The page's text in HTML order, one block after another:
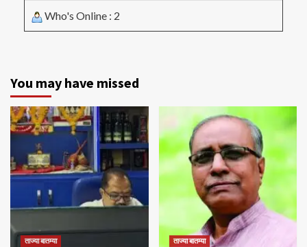
Who's Online : 2
You may have missed
ताज्या बातम्या ताज्या बातम्या